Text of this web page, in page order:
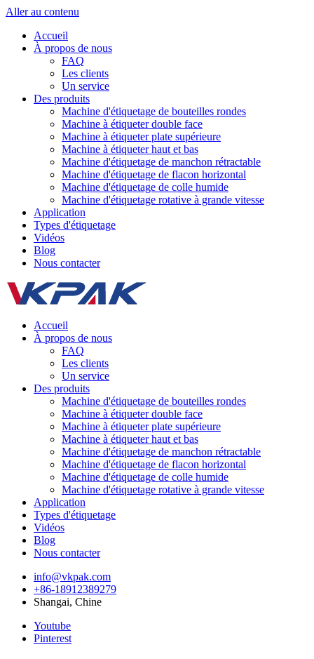
Aller au contenu
Accueil
À propos de nous
FAQ
Les clients
Un service
Des produits
Machine d'étiquetage de bouteilles rondes
Machine à étiqueter double face
Machine à étiqueter plate supérieure
Machine à étiqueter haut et bas
Machine d'étiquetage de manchon rétractable
Machine d'étiquetage de flacon horizontal
Machine d'étiquetage de colle humide
Machine d'étiquetage rotative à grande vitesse
Application
Types d'étiquetage
Vidéos
Blog
Nous contacter
Accueil
À propos de nous
FAQ
Les clients
Un service
Des produits
Machine d'étiquetage de bouteilles rondes
Machine à étiqueter double face
Machine à étiqueter plate supérieure
Machine à étiqueter haut et bas
Machine d'étiquetage de manchon rétractable
Machine d'étiquetage de flacon horizontal
Machine d'étiquetage de colle humide
Machine d'étiquetage rotative à grande vitesse
Application
Types d'étiquetage
Vidéos
Blog
Nous contacter
info@vkpak.com
+86-18912389279
Shangai, Chine
Youtube
Pinterest